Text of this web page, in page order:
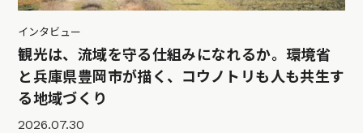
インタビュー
観光は、流域を守る仕組みになれるか。環境省
と兵庫県豊岡市が描く、コウノトリも人も共生す
る地域づくり
2026.07.30